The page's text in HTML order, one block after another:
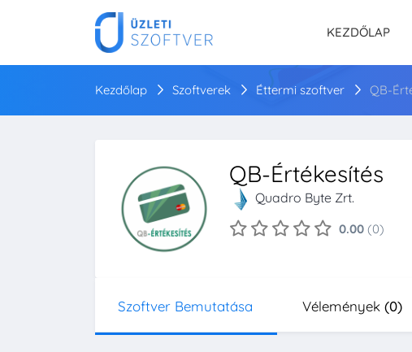
KEZDŐLAP
Kezdőlap Szoftverek Éttermi szoftver QB-
QB-Értékesítés
Quadro Byte Zrt.
0.00 (0)
Szoftver Bemutatása Vélemények (0)